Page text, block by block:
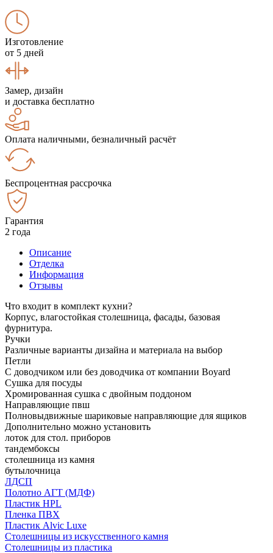
Изготовление
от 5 дней
Замер, дизайн
и доставка бесплатно
Оплата наличными, безналичный расчёт
Беспроцентная рассрочка
Гарантия
2 года
Описание
Отделка
Информация
Отзывы
Что входит в комплект кухни?
Корпус, влагостойкая столешница, фасады, базовая
фурнитура.
Ручки
Различные варианты дизайна и материала на выбор
Петли
С доводчиком или без доводчика от компании Boyard
Сушка для посуды
Хромированная сушка с двойным поддоном
Направляющие пвш
Полновыдвижные шариковые направляющие для ящиков
Дополнительно можно установить
лоток для стол. приборов
тандембоксы
столешница из камня
бутылочница
ЛДСП
Полотно АГТ (МДФ)
Пластик HPL
Пленка ПВХ
Пластик Alvic Luxe
Столешницы из искусственного камня
Столешницы из пластика